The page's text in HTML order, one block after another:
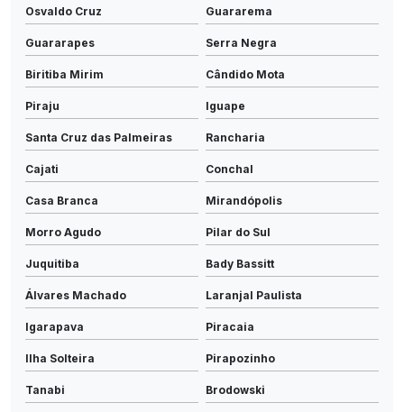
Osvaldo Cruz Guararema
Guararapes Serra Negra
Biritiba Mirim Cândido Mota
Piraju Iguape
Santa Cruz das Palmeiras Rancharia
Cajati Conchal
Casa Branca Mirandópolis
Morro Agudo Pilar do Sul
Juquitiba Bady Bassitt
Álvares Machado Laranjal Paulista
Igarapava Piracaia
Ilha Solteira Pirapozinho
Tanabi Brodowski